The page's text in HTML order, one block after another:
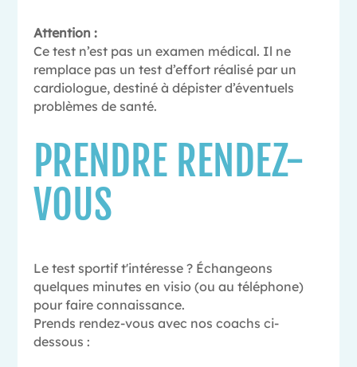
Attention :
Ce test n’est pas un examen médical. Il ne
remplace pas un test d’effort réalisé par un
cardiologue, destiné à dépister d’éventuels
problèmes de santé.
PRENDRE RENDEZ-
VOUS
Le test sportif t'intéresse ? Échangeons
quelques minutes en visio (ou au téléphone)
pour faire connaissance.
Prends rendez-vous avec nos coachs ci-
dessous :